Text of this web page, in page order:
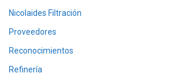
Nicolaides Filtración
Proveedores
Reconocimientos
Refinería